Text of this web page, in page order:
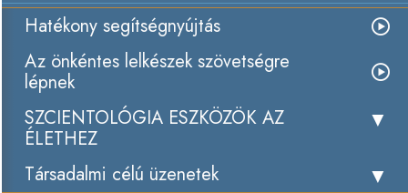
Hatékony segítségnyújtás
Az önkéntes lelkészek szövetségre
lépnek
SZCIENTOLÓGIA ESZKÖZÖK AZ
ÉLETHEZ
Társadalmi célú üzenetek